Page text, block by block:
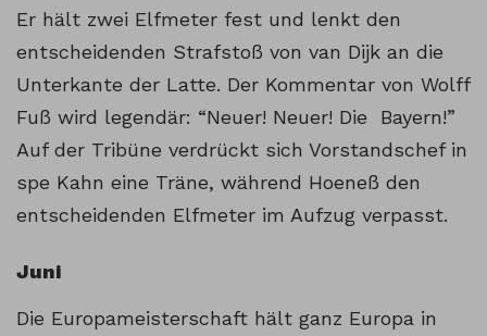
Er hält zwei Elfmeter fest und lenkt den
entscheidenden Strafstoß von van Dijk an die
Unterkante der Latte. Der Kommentar von Wolff
Fuß wird legendär: “Neuer! Neuer! Die Bayern!”
Auf der Tribüne verdrückt sich Vorstandschef in
spe Kahn eine Träne, während Hoeneß den
entscheidenden Elfmeter im Aufzug verpasst.
Juni
Die Europameisterschaft hält ganz Europa in